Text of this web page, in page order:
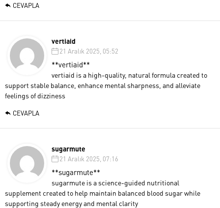
CEVAPLA
vertiaid
21 Aralık 2025, 05:52
**vertiaid**
vertiaid is a high-quality, natural formula created to
support stable balance, enhance mental sharpness, and alleviate
feelings of dizziness
CEVAPLA
sugarmute
21 Aralık 2025, 07:16
**sugarmute**
sugarmute is a science-guided nutritional
supplement created to help maintain balanced blood sugar while
supporting steady energy and mental clarity